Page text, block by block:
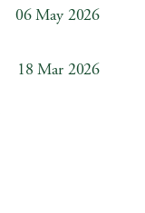
06 May 2026
18 Mar 2026